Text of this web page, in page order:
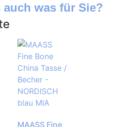
was für Sie?
MAASS Fine